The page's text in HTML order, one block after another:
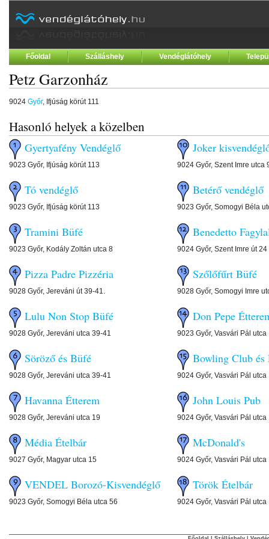
Főoldal Szálláshely Vendéglátóhely
Petz Garzonház
9024 Győr, Ifjúság körút 111
Hasonló helyek a közelben
Gyertyafény Vendéglő
9023 Győr, Ifjúság körút 113
Tó vendéglő
9023 Győr, Ifjúság körút 113
Tramini Büfé
9023 Győr, Kodály Zoltán utca 8
Pizza Padre Pizzéria
9028 Győr, Jereváni út 39-41.
Lulu Non Stop Büfé
9028 Győr, Jereváni utca 39-41
Söröző és Büfé
9028 Győr, Jereváni utca 39-41
Havanna Étterem
9028 Győr, Jereváni utca 19
Média Ételbár
9027 Győr, Magyar utca 15
VENDEL Borozó-Kisvendéglő
9023 Győr, Somogyi Béla utca 56
Joker
9024 Győr, Szent Imre utca
Betérő
9023 Győr, Somogyi Béla
Benedetto
9024 Győr, Szent Imre út 24
Szőlőfűrt Büfé
9028 Győr, Somogyi Imre
Don Pepe
9023 Győr, Vasvári Pál utca
Bowling Club
9024 Győr, Vasvári Pál utca
John Louis
9024 Győr, Vasvári Pál utca
McDonald's
9024 Győr, Vasvári Pál utca
Török Ételbár
9024 Győr, Vasvári Pál utca